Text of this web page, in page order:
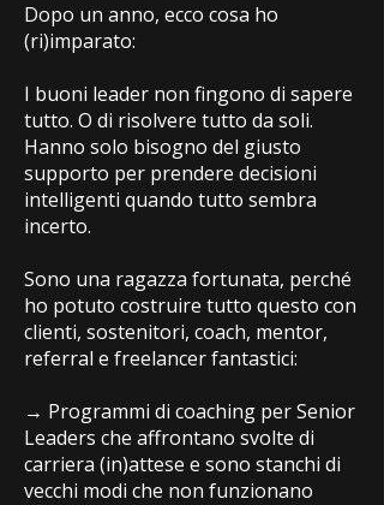
Dopo un anno, ecco cosa ho
(ri)imparato:
I buoni leader non fingono di sapere
tutto. O di risolvere tutto da soli.
Hanno solo bisogno del giusto
supporto per prendere decisioni
intelligenti quando tutto sembra
incerto.
Sono una ragazza fortunata, perché
ho potuto costruire tutto questo con
clienti, sostenitori, coach, mentor,
referral e freelancer fantastici:
→ Programmi di coaching per Senior
Leaders che affrontano svolte di
carriera (in)attese e sono stanchi di
vecchi modi che non funzionano